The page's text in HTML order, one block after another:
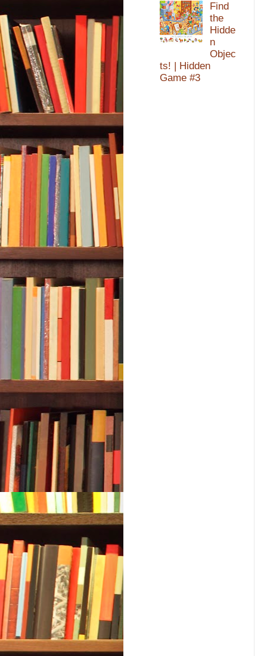
Find
the
Hidde
n
Objec
ts! | Hidden
Game #3